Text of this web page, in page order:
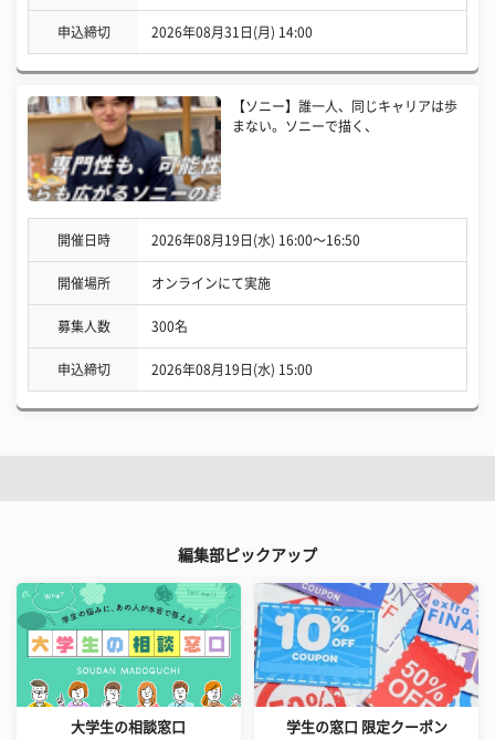
申込締切 2026年08月31日(月) 14:00
【ソニー】誰一人、同じキャリアは歩
まない。ソニーで描く、
開催日時 2026年08月19日(水) 16:00〜16:50
開催場所 オンラインにて実施
募集人数 300名
申込締切 2026年08月19日(水) 15:00
編集部ピックアップ
大学生の相談窓口 学生の窓口 限定クーポン